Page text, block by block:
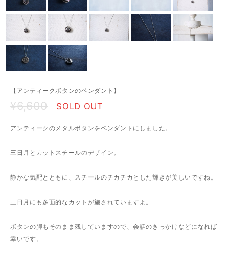
【アンティークボタンのペンダント】
¥6,600 SOLD OUT
アンティークのメタルボタンをペンダントにしました。
三日月とカットスチールのデザイン。
静かな気配とともに、スチールのチカチカとした輝きが美しいですね。
三日月にも多面的なカットが施されていますよ。
ボタンの脚もそのまま残していますので、会話のきっかけなどになれば
幸いです。